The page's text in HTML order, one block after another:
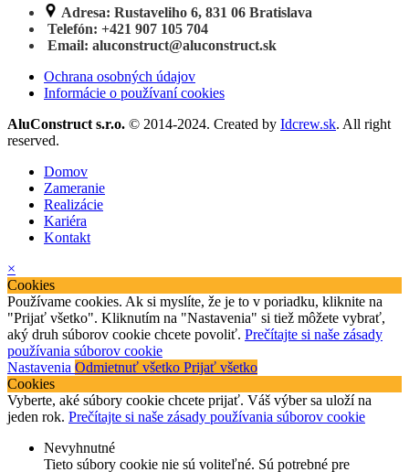
Adresa: Rustaveliho 6, 831 06 Bratislava
Telefón: +421 907 105 704
Email: aluconstruct@aluconstruct.sk
Ochrana osobných údajov
Informácie o používaní cookies
AluConstruct s.r.o. © 2014-2024. Created by Idcrew.sk. All right
reserved.
Domov
Zameranie
Realizácie
Kariéra
Kontakt
×
Cookies
Používame cookies. Ak si myslíte, že je to v poriadku, kliknite na
"Prijať všetko". Kliknutím na "Nastavenia" si tiež môžete vybrať,
aký druh súborov cookie chcete povoliť. Prečítajte si naše zásady
používania súborov cookie
Nastavenia Odmietnuť všetko Prijať všetko
Cookies
Vyberte, aké súbory cookie chcete prijať. Váš výber sa uloží na
jeden rok. Prečítajte si naše zásady používania súborov cookie
Nevyhnutné
Tieto súbory cookie nie sú voliteľné. Sú potrebné pre